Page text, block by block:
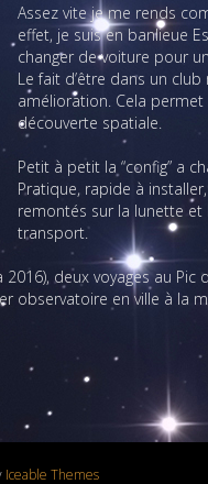
Assez vite je me rends
effet, je suis en banlieue
changer de voiture pour
Le fait d’être dans un
amélioration. Cela
découverte spatiale.
Petit à petit la “config” a
Pratique, rapide à
remontés sur la lunette et
transport.
deux voyages au
observatoire en ville à la
Iceable Themes